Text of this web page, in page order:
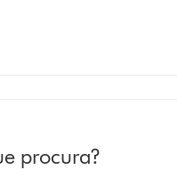
procura?